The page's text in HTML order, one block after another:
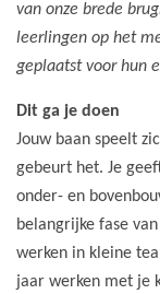
van onze brede
leerlingen op het
geplaatst voor hun
Dit ga je doen
Jouw baan speelt
gebeurt het. Je
onder- en
belangrijke fase
werken in kleine
jaar werken met je